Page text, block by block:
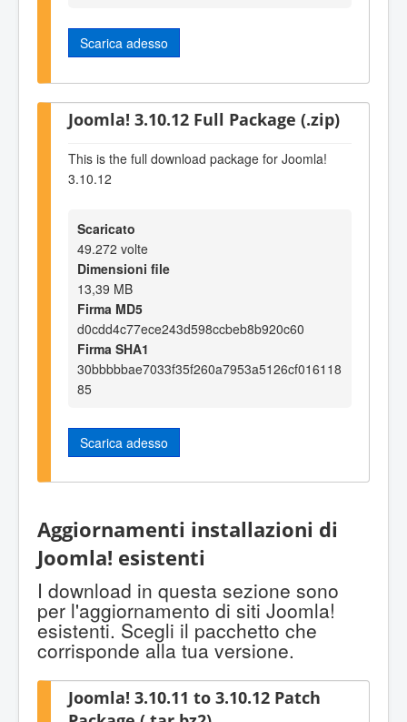
Scarica adesso
Joomla! 3.10.12 Full Package (.zip)
This is the full download package for Joomla!
3.10.12
Scaricato
49.272 volte
Dimensioni file
13,39 MB
Firma MD5
d0cdd4c77ece243d598ccbeb8b920c60
Firma SHA1
30bbbbbae7033f35f260a7953a5126cf016118
85
Scarica adesso
Aggiornamenti installazioni di
Joomla! esistenti
I download in questa sezione sono
per l'aggiornamento di siti Joomla!
esistenti. Scegli il pacchetto che
corrisponde alla tua versione.
Joomla! 3.10.11 to 3.10.12 Patch